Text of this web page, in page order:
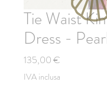
Tie Waist
Dress -
135,00 €
IVA inclusa